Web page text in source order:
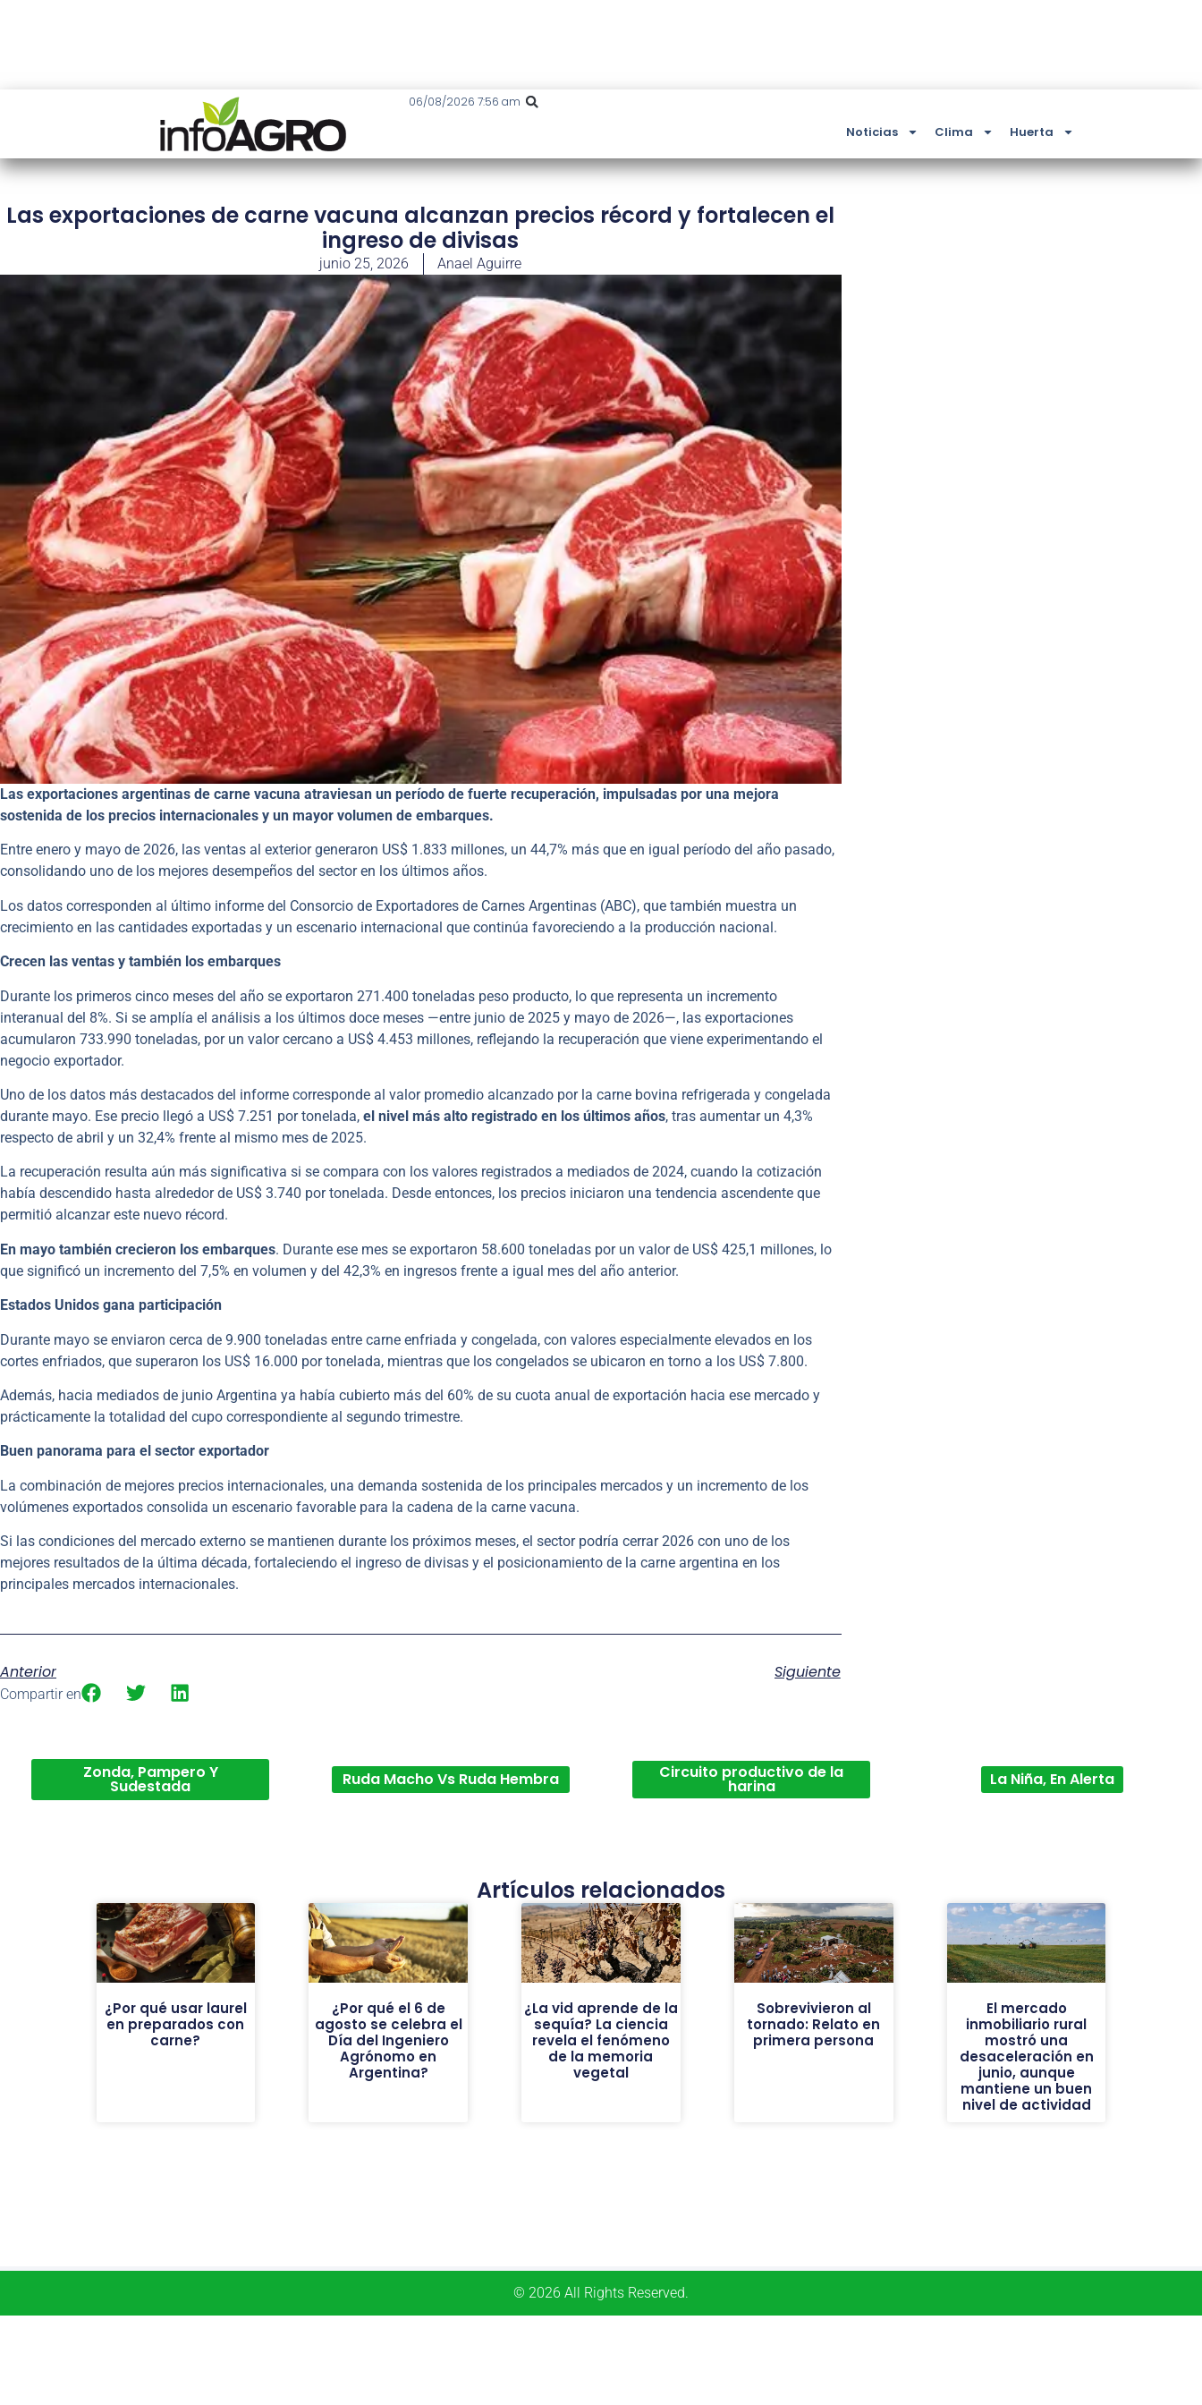
06/08/2026 7:56 am
Noticias Clima Huerta
Las exportaciones de carne vacuna alcanzan precios récord y fortalecen el
ingreso de divisas
junio 25, 2026 Anael Aguirre
Las exportaciones argentinas de carne vacuna atraviesan un período de fuerte recuperación, impulsadas por una mejora
sostenida de los precios internacionales y un mayor volumen de embarques.
Entre enero y mayo de 2026, las ventas al exterior generaron US$ 1.833 millones, un 44,7% más que en igual período del año pasado,
consolidando uno de los mejores desempeños del sector en los últimos años.
Los datos corresponden al último informe del Consorcio de Exportadores de Carnes Argentinas (ABC), que también muestra un
crecimiento en las cantidades exportadas y un escenario internacional que continúa favoreciendo a la producción nacional.
Crecen las ventas y también los embarques
Durante los primeros cinco meses del año se exportaron 271.400 toneladas peso producto, lo que representa un incremento
interanual del 8%. Si se amplía el análisis a los últimos doce meses —entre junio de 2025 y mayo de 2026—, las exportaciones
acumularon 733.990 toneladas, por un valor cercano a US$ 4.453 millones, reflejando la recuperación que viene experimentando el
negocio exportador.
Uno de los datos más destacados del informe corresponde al valor promedio alcanzado por la carne bovina refrigerada y congelada
durante mayo. Ese precio llegó a US$ 7.251 por tonelada, el nivel más alto registrado en los últimos años, tras aumentar un 4,3%
respecto de abril y un 32,4% frente al mismo mes de 2025.
La recuperación resulta aún más significativa si se compara con los valores registrados a mediados de 2024, cuando la cotización
había descendido hasta alrededor de US$ 3.740 por tonelada. Desde entonces, los precios iniciaron una tendencia ascendente que
permitió alcanzar este nuevo récord.
En mayo también crecieron los embarques. Durante ese mes se exportaron 58.600 toneladas por un valor de US$ 425,1 millones, lo
que significó un incremento del 7,5% en volumen y del 42,3% en ingresos frente a igual mes del año anterior.
Estados Unidos gana participación
Durante mayo se enviaron cerca de 9.900 toneladas entre carne enfriada y congelada, con valores especialmente elevados en los
cortes enfriados, que superaron los US$ 16.000 por tonelada, mientras que los congelados se ubicaron en torno a los US$ 7.800.
Además, hacia mediados de junio Argentina ya había cubierto más del 60% de su cuota anual de exportación hacia ese mercado y
prácticamente la totalidad del cupo correspondiente al segundo trimestre.
Buen panorama para el sector exportador
La combinación de mejores precios internacionales, una demanda sostenida de los principales mercados y un incremento de los
volúmenes exportados consolida un escenario favorable para la cadena de la carne vacuna.
Si las condiciones del mercado externo se mantienen durante los próximos meses, el sector podría cerrar 2026 con uno de los
mejores resultados de la última década, fortaleciendo el ingreso de divisas y el posicionamiento de la carne argentina en los
principales mercados internacionales.
Anterior Siguiente
Compartir en
Zonda, Pampero Y
Sudestada Ruda Macho Vs Ruda Hembra Circuito productivo de la
harina La Niña, En Alerta
Artículos relacionados
¿Por qué usar laurel
en preparados con
carne?
¿Por qué el 6 de
agosto se celebra el
Día del Ingeniero
Agrónomo en
Argentina?
¿La vid aprende de la
sequía? La ciencia
revela el fenómeno
de la memoria
vegetal
Sobrevivieron al
tornado: Relato en
primera persona
El mercado
inmobiliario rural
mostró una
desaceleración en
junio, aunque
mantiene un buen
nivel de actividad
© 2026 All Rights Reserved.